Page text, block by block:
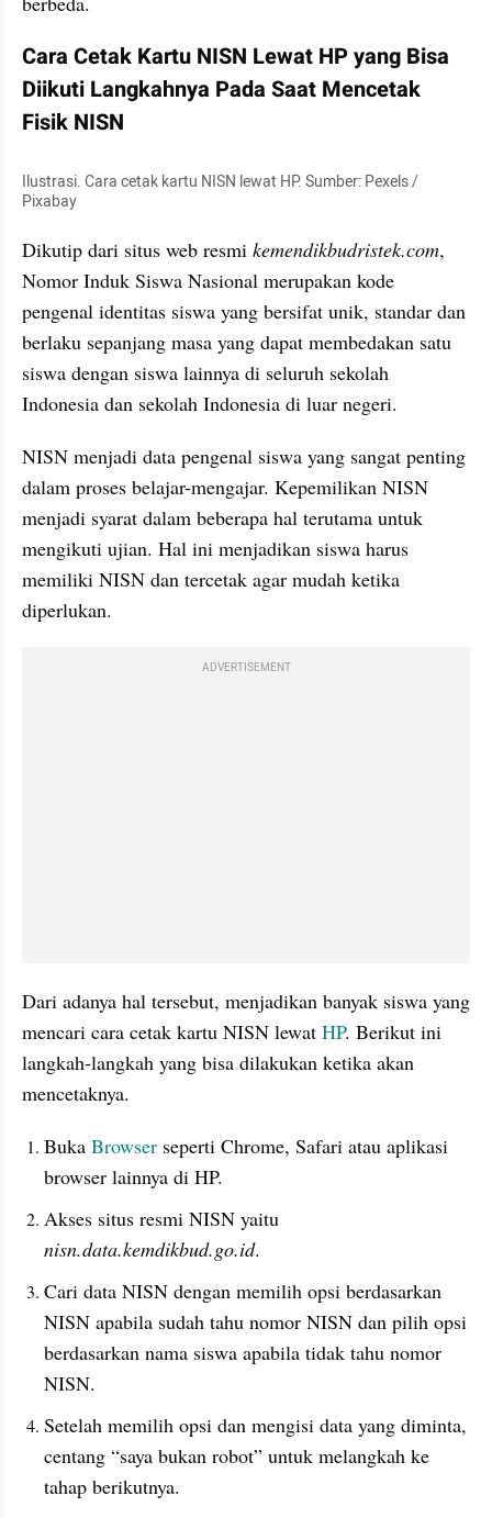
Cara Cetak Kartu NISN Lewat HP yang Bisa
Diikuti Langkahnya Pada Saat Mencetak
Fisik NISN
Ilustrasi. Cara cetak kartu NISN lewat HP. Sumber: Pexels /
Pixabay
Dikutip dari situs web resmi kemendikbudristek.com,
Nomor Induk Siswa Nasional merupakan kode
pengenal identitas siswa yang bersifat unik, standar dan
berlaku sepanjang masa yang dapat membedakan satu
siswa dengan siswa lainnya di seluruh sekolah
Indonesia dan sekolah Indonesia di luar negeri.
NISN menjadi data pengenal siswa yang sangat penting
dalam proses belajar-mengajar. Kepemilikan NISN
menjadi syarat dalam beberapa hal terutama untuk
mengikuti ujian. Hal ini menjadikan siswa harus
memiliki NISN dan tercetak agar mudah ketika
diperlukan.
ADVERTISEMENT
Dari adanya hal tersebut, menjadikan banyak siswa yang
mencari cara cetak kartu NISN lewat HP. Berikut ini
langkah-langkah yang bisa dilakukan ketika akan
mencetaknya.
Buka Browser seperti Chrome, Safari atau aplikasi
browser lainnya di HP.
nisn.data.kemdikbud.go.id.
Cari data NISN dengan memilih opsi berdasarkan
NISN apabila sudah tahu nomor NISN dan pilih opsi
berdasarkan nama siswa apabila tidak tahu nomor
NISN.
Setelah memilih opsi dan mengisi data yang diminta,
centang “saya bukan robot” untuk melangkah ke
tahap berikutnya.